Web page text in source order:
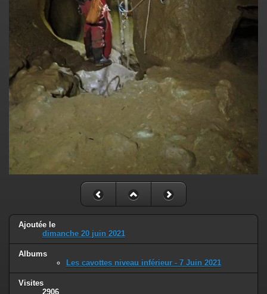
Ajoutée le
dimanche 20 juin 2021
Albums
Les cavottes niveau inférieur - 7 Juin 2021
Visites
2906